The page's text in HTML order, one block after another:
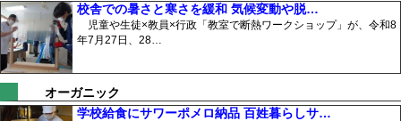
校舎での暑さと寒さを緩和 気候変動や脱…
児童や生徒×教員×行政「教室で断熱ワークショップ」が、令和8
年7月27日、28…
オーガニック
学校給食にサワーポメロ納品 百姓暮らしサ…